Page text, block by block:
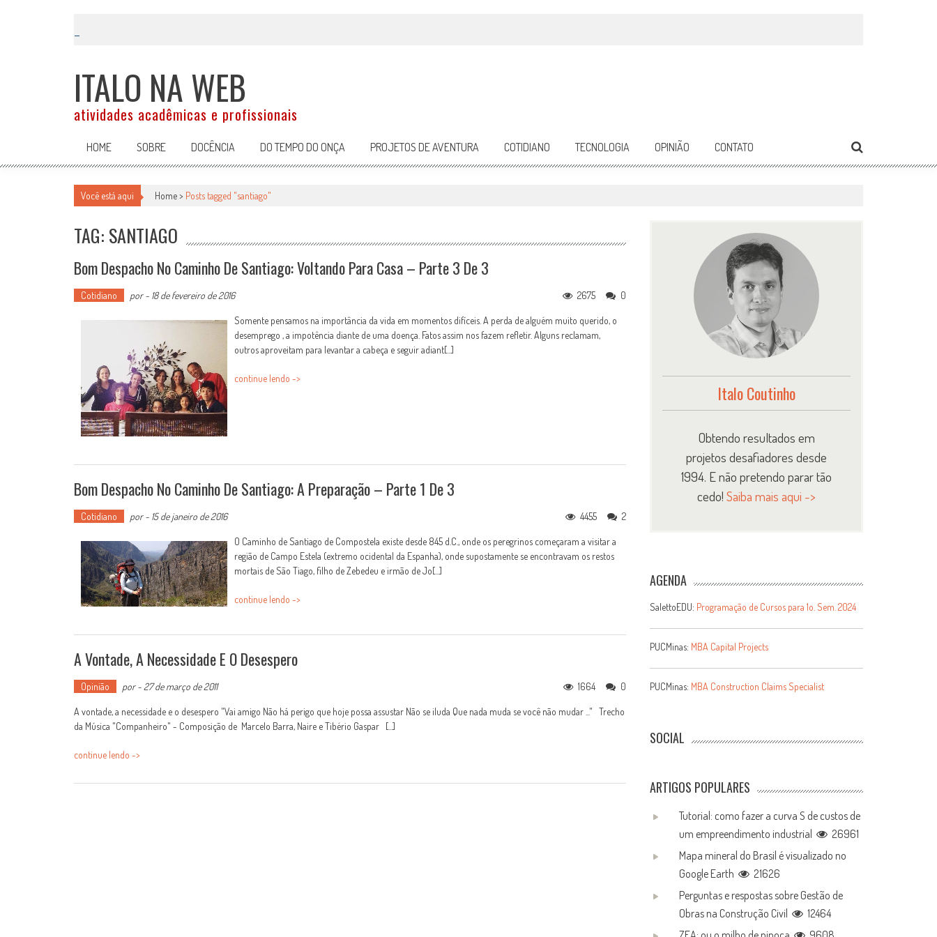
ITALO NA WEB
atividades acadêmicas e profissionais
HOME SOBRE DOCÊNCIA DO TEMPO DO ONÇA PROJETOS DE AVENTURA COTIDIANO TECNOLOGIA OPINIÃO CONTATO
Você está aqui Home > Posts tagged "santiago"
TAG: SANTIAGO
Bom Despacho No Caminho De Santiago: Voltando Para Casa – Parte 3 De 3
Cotidiano por- 18 de fevereiro de 2016 0
2675
Somente pensamos na importância da vida em momentos difíceis. A perda de alguém muito querido, o
desemprego , a impotência diante de uma doença. Fatos assim nos fazem refletir. Alguns reclamam,
outros aproveitam para levantar a cabeça e seguir adiant[...]
continue lendo ->
Bom Despacho No Caminho De Santiago: A Preparação – Parte 1 De 3
Cotidiano por- 15 de janeiro de 2016 2
4455
O Caminho de Santiago de Compostela existe desde 845 d.C., onde os peregrinos começaram a visitar a
região de Campo Estela (extremo ocidental da Espanha), onde supostamente se encontravam os restos
mortais de São Tiago, filho de Zebedeu e irmão de Jo[...]
continue lendo ->
A Vontade, A Necessidade E O Desespero
Opinião por-27 de março de 2011 0
1664
A vontade, a necessidade e o desespero "Vai amigo Não há perigo que hoje possa assustar Não se iluda Que nada muda se você não mudar ..." Trecho
da Música "Companheiro" - Composição de Marcelo Barra, Naire e Tibério Gaspar [...]
continue lendo ->
Italo Coutinho
Obtendo resultados em
projetos desafiadores desde
1994. E não pretendo parar tão
cedo!Saiba mais aqui ->
AGENDA
SalettoEDU: Programação de Cursos para 1o. Sem. 2024
PUCMinas: MBA Capital Projects
PUCMinas: MBA Construction Claims Specialist
SOCIAL
ARTIGOS POPULARES
Tutorial: como fazer a curva S de custos de
um empreendimento industrial
26961
Mapa mineral do Brasil é visualizado no
Google Earth
21626
Perguntas e respostas sobre Gestão de
Obras na Construção Civil
12464